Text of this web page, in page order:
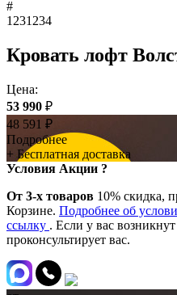
#
1231234
Кровать лофт
Цена:
53 990 ₽
48 591 ₽
Подробнее
+ Бесплатная доставка
Условия Акции ?
От 3-х товаров 10% скидка,
Корзине. Подробнее об
ссылку . Если у вас
проконсультирует вас.